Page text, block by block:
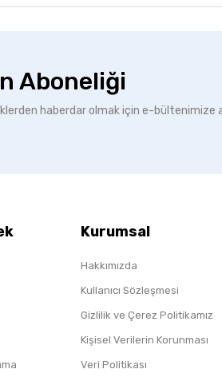
Aboneliği
haberdar olmak için e-bültenimize
Kurumsal
Hakkımızda
Kullanıcı Sözleşmesi
Gizlilik ve Çerez Politikamız
Kişisel Verilerin Korunması
Veri Politikası